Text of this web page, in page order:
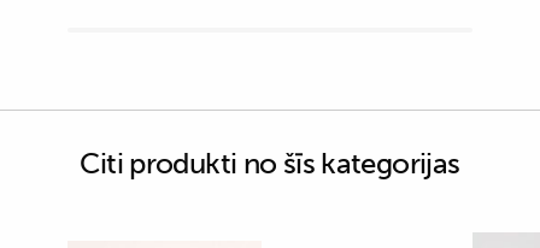
Citi produkti no šīs kategorijas